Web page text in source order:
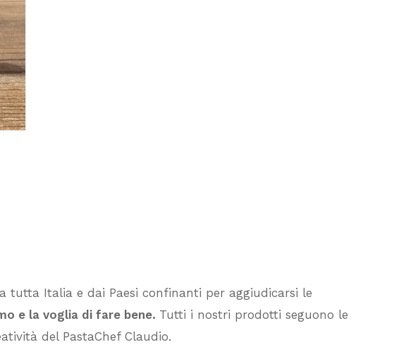
Vai Al Negozio
Italia e dai Paesi confinanti per aggiudicarsi le
e la voglia di fare bene. Tutti i nostri prodotti seguono le
del PastaChef Claudio.